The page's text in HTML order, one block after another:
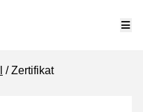
Zertifikat